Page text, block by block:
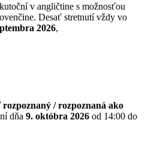
v angličtine s možnosťou
Desať stretnutí vždy vo
2026,
/ rozpoznaná ako
dňa 9. októbra 2026 od 14:00 do